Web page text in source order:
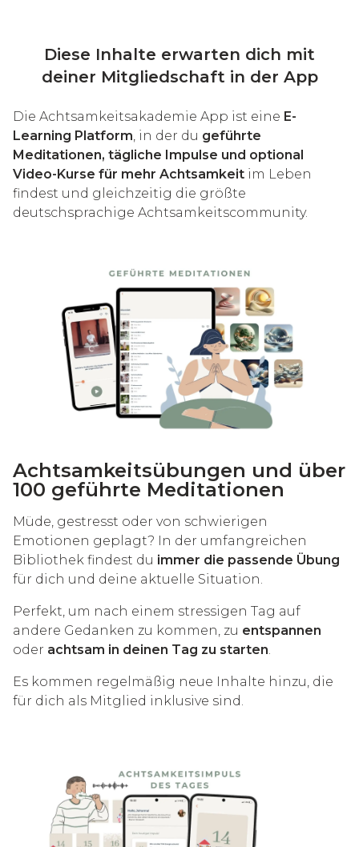
Diese Inhalte erwarten dich mit
deiner Mitgliedschaft in der App
Die Achtsamkeitsakademie App ist eine E-
Learning Platform, in der du geführte
Meditationen, tägliche Impulse und optional
Video-Kurse für mehr Achtsamkeit im Leben
findest und gleichzeitig die größte
deutschsprachige Achtsamkeitscommunity.
Achtsamkeitsübungen und über
100 geführte Meditationen
Müde, gestresst oder von schwierigen
Emotionen geplagt? In der umfangreichen
Bibliothek findest du immer die passende Übung
für dich und deine aktuelle Situation.
Perfekt, um nach einem stressigen Tag auf
andere Gedanken zu kommen, zu entspannen
oder achtsam in deinen Tag zu starten.
Es kommen regelmäßig neue Inhalte hinzu, die
für dich als Mitglied inklusive sind.